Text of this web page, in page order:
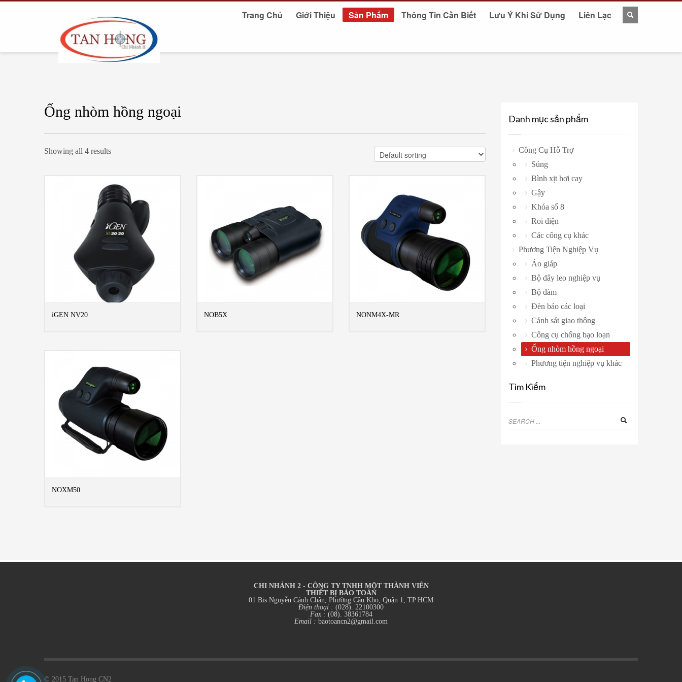
Trang Chủ Giới Thiệu Sản Phẩm Thông Tin Cần Biết Lưu Ý Khi Sử Dụng Liên Lạc
Ống nhòm hồng ngoại
Showing all 4 results
iGEN NV20 NOB5X NONM4X-MR
MORE INFO
NOXM50
Danh mục sản phẩm
Công Cụ Hỗ Trợ
Súng
Bình xịt hơi cay
Gậy
Khóa số 8
Roi điện
Các công cụ khác
Phương Tiện Nghiệp Vụ
Áo giáp
Bộ dây leo nghiệp vụ
Bộ đàm
Đèn báo các loại
Cảnh sát giao thông
Công cụ chống bạo loạn
Ống nhòm hồng ngoại
Phương tiện nghiệp vụ khác
Tìm Kiếm
CHI NHÁNH 2 - CÔNG TY TNHH MỘT THÀNH VIÊN
THIẾT BỊ BẢO TOÀN
01 Bis Nguyễn Cảnh Chân, Phường Cầu Kho, Quận 1, TP HCM
Điện thoại : (028). 22100300
Fax : (08). 38361784
Email : baotoancn2@gmail.com
© 2015 Tan Hong CN2